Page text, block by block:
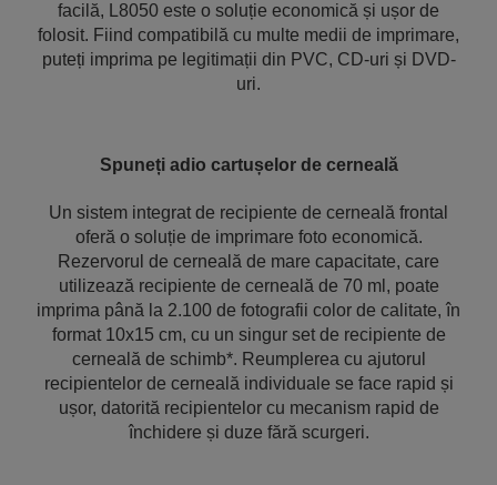
facilă, L8050 este o soluție economică și ușor de
folosit. Fiind compatibilă cu multe medii de imprimare,
puteți imprima pe legitimații din PVC, CD-uri și DVD-
uri.
Spuneți adio cartușelor de cerneală
Un sistem integrat de recipiente de cerneală frontal
oferă o soluție de imprimare foto economică.
Rezervorul de cerneală de mare capacitate, care
utilizează recipiente de cerneală de 70 ml, poate
imprima până la 2.100 de fotografii color de calitate, în
format 10x15 cm, cu un singur set de recipiente de
cerneală de schimb*. Reumplerea cu ajutorul
recipientelor de cerneală individuale se face rapid și
ușor, datorită recipientelor cu mecanism rapid de
închidere și duze fără scurgeri.